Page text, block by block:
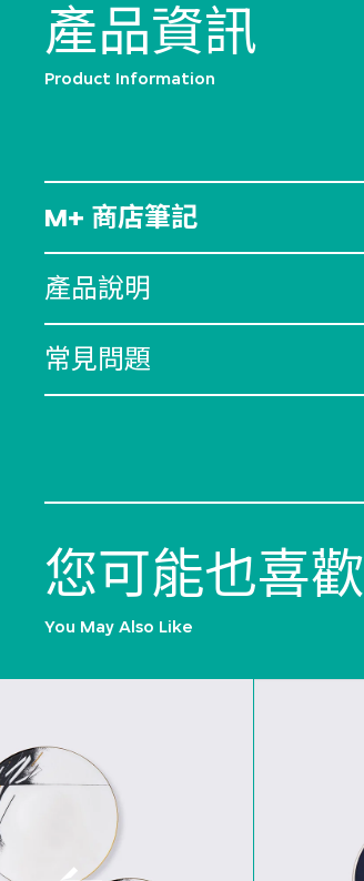
產品資訊
Product Information
M+ 商店筆記
產品說明
常見問題
您可能也喜歡
You May Also Like